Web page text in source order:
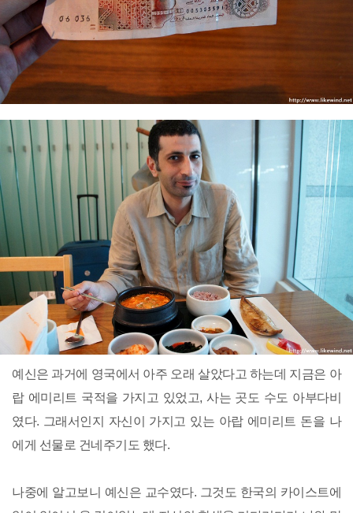
예신은 과거에 영국에서 아주 오래 살았다고 하는데 지금은 아
랍 에미리트 국적을 가지고 있었고, 사는 곳도 수도 아부다비
였다. 그래서인지 자신이 가지고 있는 아랍 에미리트 돈을 나
에게 선물로 건네주기도 했다.
나중에 알고보니 예신은 교수였다. 그것도 한국의 카이스트에